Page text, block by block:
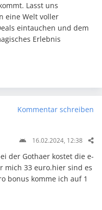
Lasst uns
eine Welt voller
eintauchen und dem
Erlebnis
Kommentar schreiben
16.02.2024, 12:38
der Gothaer kostet die e-
mich 33 euro.hier sind es
bonus komme ich auf 1